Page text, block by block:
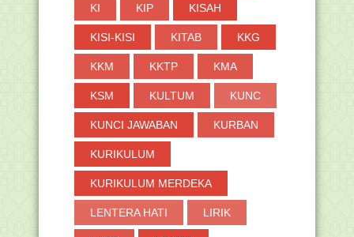
KI KIP KISAH
KISI-KISI KITAB KKG
KKM KKTP KMA
KSM KULTUM KUNC
KUNCI JAWABAN KURBAN
KURIKULUM
KURIKULUM MERDEKA
LENTERA HATI LIRIK